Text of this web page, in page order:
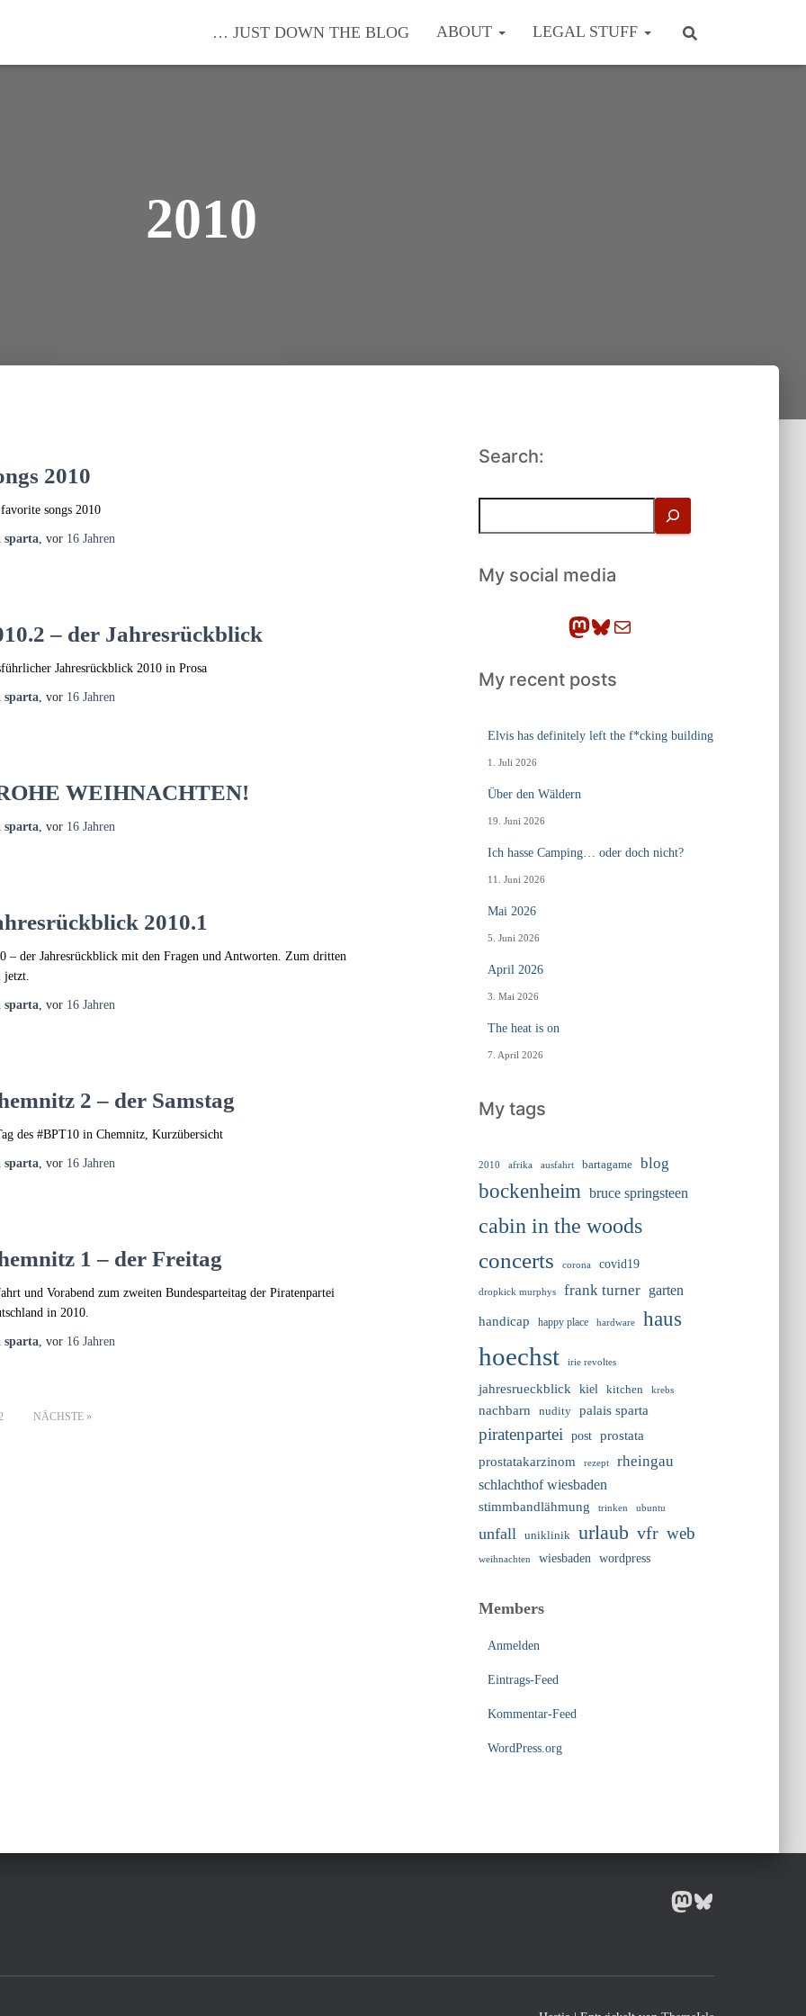
… JUST DOWN THE BLOG ABOUT LEGAL STUFF
2010
2010
songs 2010
sparta, vor 16 Jahren
– der Jahresrückblick
Jahresrückblick 2010 in Prosa
sparta, vor 16 Jahren
WEIHNACHTEN!
sparta, vor 16 Jahren
2010.1
– der Jahresrückblick mit den Fragen und Antworten. Zum dritten
jetzt.
sparta, vor 16 Jahren
2 – der Samstag
des #BPT10 in Chemnitz, Kurzübersicht
sparta, vor 16 Jahren
1 – der Freitag
und Vorabend zum zweiten Bundesparteitag der Piratenpartei
in 2010.
sparta, vor 16 Jahren
NÄCHSTE
Search:
h
eMy social media
Mastodon Bluesky E-Mail
My recent posts
Elvis has definitely left the f*cking building
1. Juli 2026
Über den Wäldern
19. Juni 2026
Ich hasse Camping… oder doch nicht?
11. Juni 2026
Mai 2026
5. Juni 2026
April 2026
3. Mai 2026
The heat is on
7. April 2026
My tags
2010 afrika ausfahrt bartagame blog
bockenheim bruce springsteen
cabin in the woods
concerts
corona covid19
dropkick murphys frank turner
garten
handicap
happy place hardware haus
hoechst irie revoltes
jahresrueckblick kiel kitchen krebs
nachbarn nudity palais sparta
piratenpartei post
prostata
prostatakarzinom
rezept rheingau
schlachthof wiesbaden
stimmbandlähmung trinken ubuntu
unfall uniklinik urlaub vfr web
weihnachten wiesbaden wordpress
Members
Anmelden
Eintrags-Feed
Kommentar-Feed
WordPress.org
MASTODON